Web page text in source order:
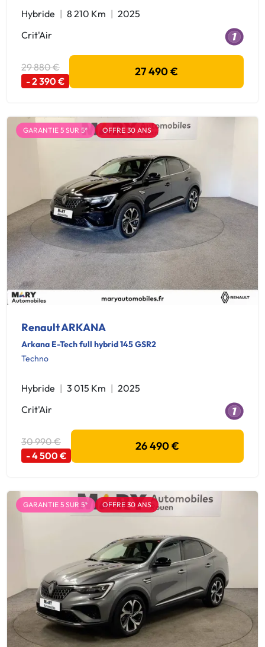
Hybride 8 210 Km
2025
Crit'Air
29 880 €
- 2 390 €
27 490 €
GARANTIE 5 SUR 5* OFFRE 30 ANS
Renault ARKANA
Arkana E-Tech full hybrid 145 GSR2
Techno
Hybride 3 015 Km
2025
Crit'Air
30 990 €
- 4 500 €
26 490 €
GARANTIE 5 SUR 5* OFFRE 30 ANS